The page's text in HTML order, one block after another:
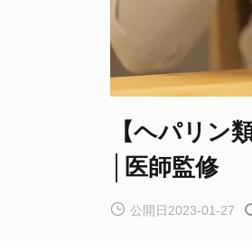
【ヘパリン
│医師監修
公開日2023-01-27